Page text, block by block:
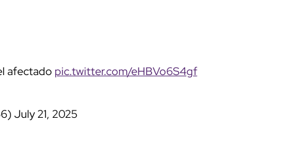
afectado pic.twitter.com/eHBVo6S4gf
July 21, 2025